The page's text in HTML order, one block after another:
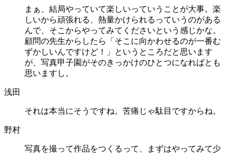
まぁ、結局やっていて楽しいっていうことが大事。楽
しいから頑張れる、熱量かけられるっていうのがある
んで、そこからやってみてくださいという感じかな。
顧問の先生からしたら「そこに向かわせるのが一番む
ずかしいんですけど！」というところだと思います
が、写真甲子園がそのきっかけのひとつになればとも
思いますし。
浅田
それは本当にそうですね。苦痛じゃ駄目ですからね。
野村
写真を撮って作品をつくるって、まずはやってみて少